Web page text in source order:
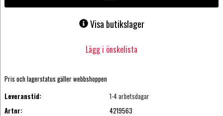
Visa butikslager
Lägg i önskelista
Pris och lagerstatus gäller webbshoppen
Leveranstid:
1-4 arbetsdagar
Artnr:
4219563